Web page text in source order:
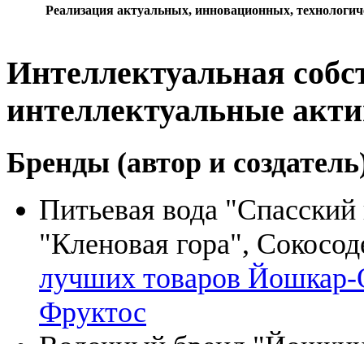
Реализация актуальных, инновационных,
Интеллектуальная
интеллектуальные
Бренды (автор и
Питьевая вода
"Кленовая гора",
лучших товаров
Фруктос